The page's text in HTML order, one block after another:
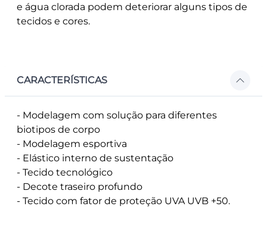
e água clorada podem deteriorar alguns tipos de
tecidos e cores.
CARACTERÍSTICAS
- Modelagem com solução para diferentes
biotipos de corpo
- Modelagem esportiva
- Elástico interno de sustentação
- Tecido tecnológico
- Decote traseiro profundo
- Tecido com fator de proteção UVA UVB +50.